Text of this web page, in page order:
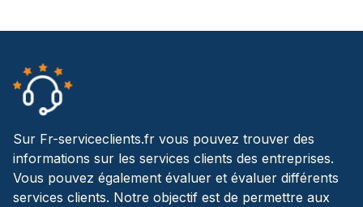
Sur Fr-serviceclients.fr vous pouvez trouver des
informations sur les services clients des entreprises.
Vous pouvez également évaluer et évaluer différents
services clients. Notre objectif est de permettre aux